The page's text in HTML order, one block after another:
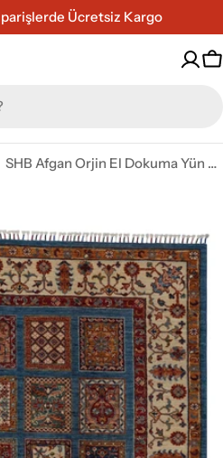
Ücretsiz Kargo
SHB Afgan Orjin El Dokuma Yün Halı 152x200